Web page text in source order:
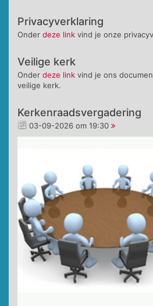
Privacyverklaring
Onder deze link vind je onze
Veilige kerk
Onder deze link vind je ons
veilige kerk.
Kerkenraadsvergadering
03-09-2026 om 19:30